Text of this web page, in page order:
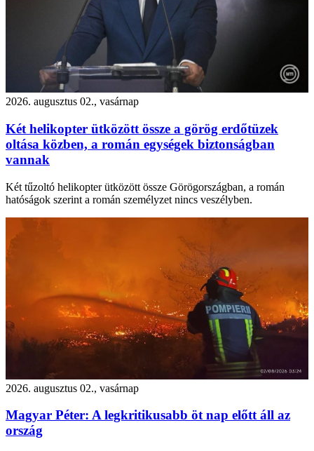
2026. augusztus 02., vasárnap
Két helikopter ütközött össze a görög erdőtüzek
oltása közben, a román egységek biztonságban
vannak
Két tűzoltó helikopter ütközött össze Görögországban, a román
hatóságok szerint a román személyzet nincs veszélyben.
2026. augusztus 02., vasárnap
Magyar Péter: A legkritikusabb öt nap előtt áll az
ország